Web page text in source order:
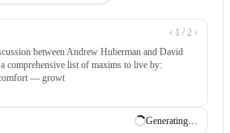
‹ 1 / 2 ›
between Andrew Huberman and David
comprehensive list of maxims to live by:
— growth occurs outside your comfort
✓ Draft ready